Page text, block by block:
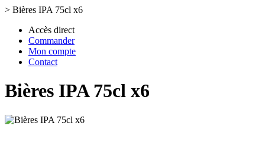
> Bières IPA 75cl x6
Accès direct
Commander
Mon compte
Contact
Bières IPA 75cl x6